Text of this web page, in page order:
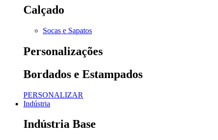
Calçado
Socas e Sapatos
Personalizações
Bordados e Estampados
PERSONALIZAR
Indústria
Indústria Base